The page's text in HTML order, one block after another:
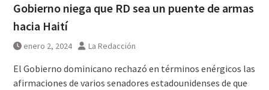
Gobierno niega que RD sea un puente de armas
hacia Haití
enero 2, 2024 La Redacción
El Gobierno dominicano rechazó en términos enérgicos las
afirmaciones de varios senadores estadounidenses de que